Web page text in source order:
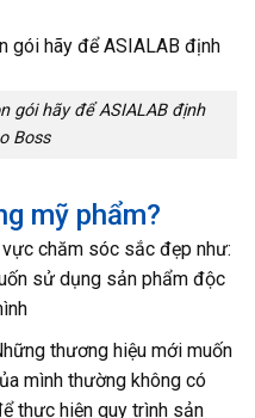
gói hãy để ASIALAB định
Boss
mỹ phẩm?
chăm sóc sắc đẹp như:
sử dụng sản phẩm độc
thương hiệu mới muốn
mình thường không có
thực hiện quy trình sản